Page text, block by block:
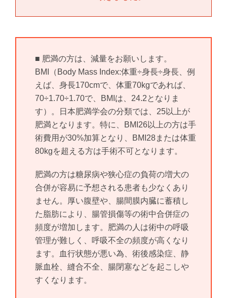
■ 肥満の方は、減量をお願いします。
BMI（Body Mass Index:体重÷身長÷身長、例
えば、身長170cmで、体重70kgであれば、
70÷1.70÷1.70で、BMIは、24.2となりま
す）。日本肥満学会の分類では、25以上が
肥満となります。特に、BMI26以上の方は手
術費用が30%加算となり、BMI28または体重
80kgを超える方は手術不可となります。
肥満の方は糖尿病や狭心症の負荷の増大の
合併が容易に予想される患者も少なくあり
ません。厚い腹壁や、腸間膜内臓に蓄積し
た脂肪により、腸管損傷等の術中合併症の
頻度が増加します。肥満の人は術中の呼吸
管理が難しく、呼吸不全の頻度が高くなり
ます。血行状態が悪い為、術後感染症、静
脈血栓、縫合不全、腸閉塞などを起こしや
すくなります。